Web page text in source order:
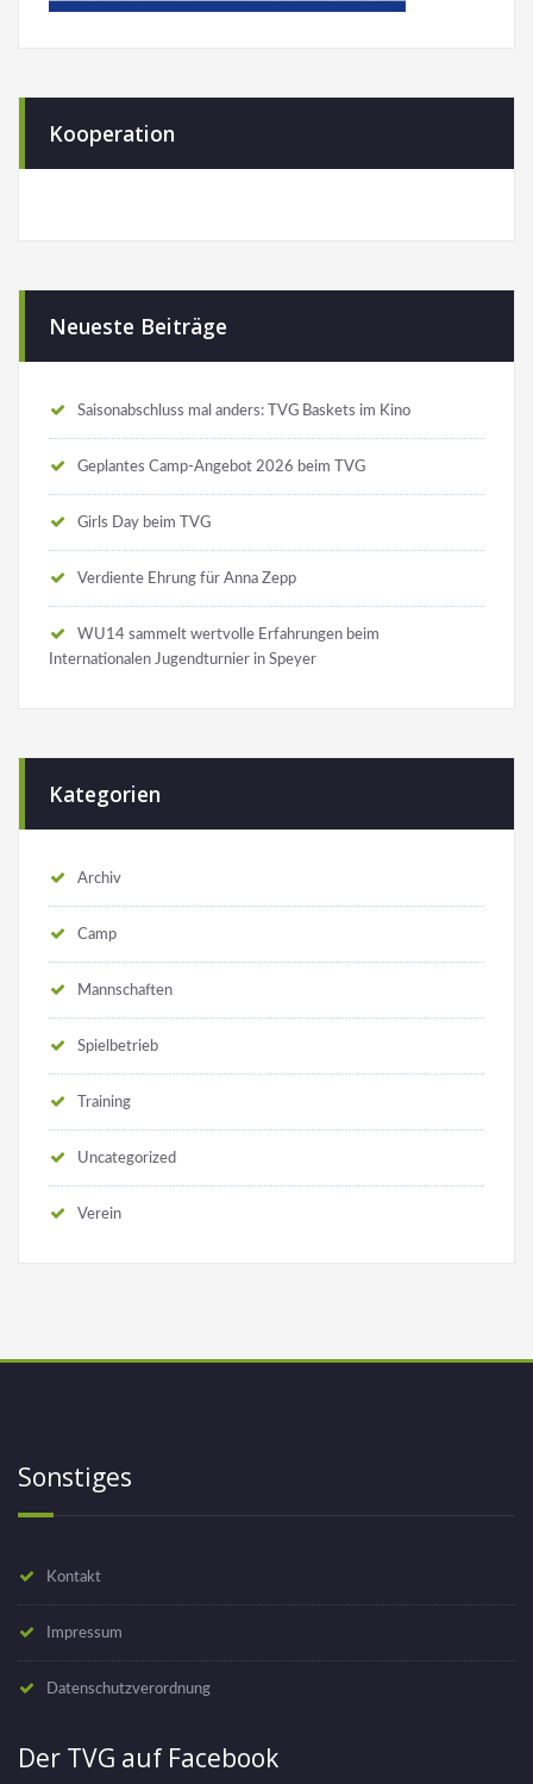
Kooperation
Neueste Beiträge
Saisonabschluss mal anders: TVG Baskets im Kino
Geplantes Camp-Angebot 2026 beim TVG
Girls Day beim TVG
Verdiente Ehrung für Anna Zepp
WU14 sammelt wertvolle Erfahrungen beim
Internationalen Jugendturnier in Speyer
Kategorien
Archiv
Camp
Mannschaften
Spielbetrieb
Training
Uncategorized
Verein
Sonstiges
Kontakt
Impressum
Datenschutzverordnung
Der TVG auf Facebook